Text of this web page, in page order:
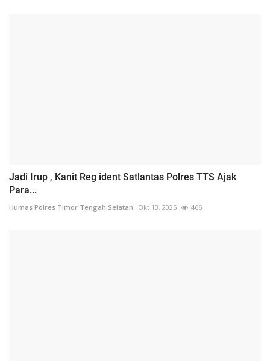
Jadi Irup , Kanit Reg ident Satlantas Polres TTS Ajak
Para...
Humas Polres Timor Tengah Selatan Okt 13, 2025 466